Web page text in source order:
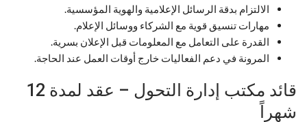
الالتزام بدقة الرسائل الإعلامية والهوية المؤسسية.
مهارات تنسيق قوية مع الشركاء ووسائل الإعلام.
القدرة على التعامل مع المعلومات قبل الإعلان بسرية.
المرونة في دعم الفعاليات خارج أوقات العمل عند الحاجة.
قائد مكتب إدارة التحول – عقد لمدة 12
شهراً